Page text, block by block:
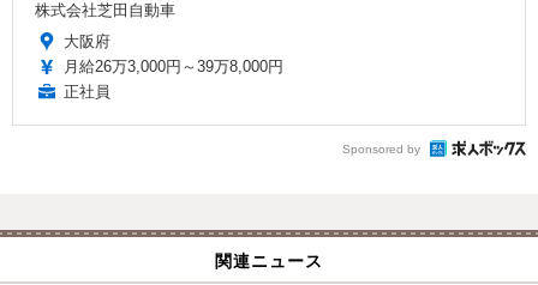
株式会社芝田自動車
大阪府
月給26万3,000円～39万8,000円
正社員
Sponsored by
関連ニュース